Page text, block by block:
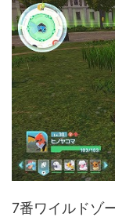
7番ワイルドゾ